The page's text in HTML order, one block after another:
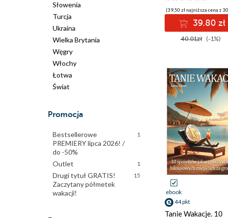
Słowenia
Turcja
Ukraina
Wielka Brytania
Węgry
Włochy
Łotwa
Świat
Promocja
Bestsellerowe
PREMIERY lipca 2026! /
do -50%
1
Outlet 1
Drugi tytuł GRATIS!
Zaczytany półmetek
wakacji!
15
(39,50 zł najniższa cena z
39.80 zł
40.01zł (-1%)
ebook
44 pkt
Tanie Wakacje. 10